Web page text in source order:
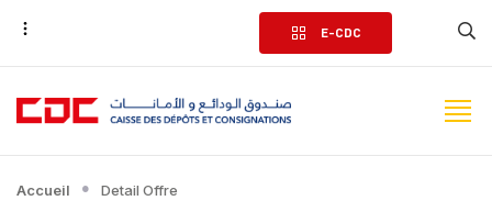
Aller
contenu
principal
E-CDC
Accueil Detail Offre